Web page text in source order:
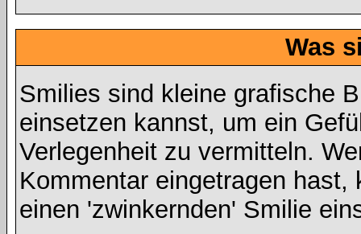
Was
Smilies sind kleine grafische
einsetzen kannst, um ein
Verlegenheit zu vermitteln.
Kommentar eingetragen
einen 'zwinkernden' Smilie